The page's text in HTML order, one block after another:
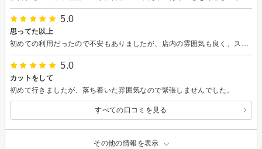
5.0
思ってた以上
5.0
カットをして
初めて行きましたが、落ち着いた雰囲気なので緊張しませんでした。
すべての口コミを見る
その他の情報を表示